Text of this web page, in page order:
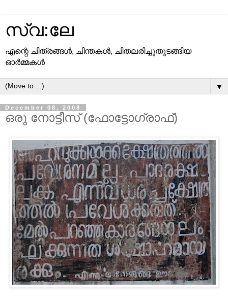
സ്വ:ലേ
എന്റെ ചിത്രങ്ങള്‍, ചിന്തകള്‍, ചിതലരിച്ചുതുടങ്ങിയ
ഓര്‍മ്മകള്‍
▼
December 08, 2008
ഒരു നോട്ടീസ്‌ (ഫോട്ടോഗ്രാഫ്‌)